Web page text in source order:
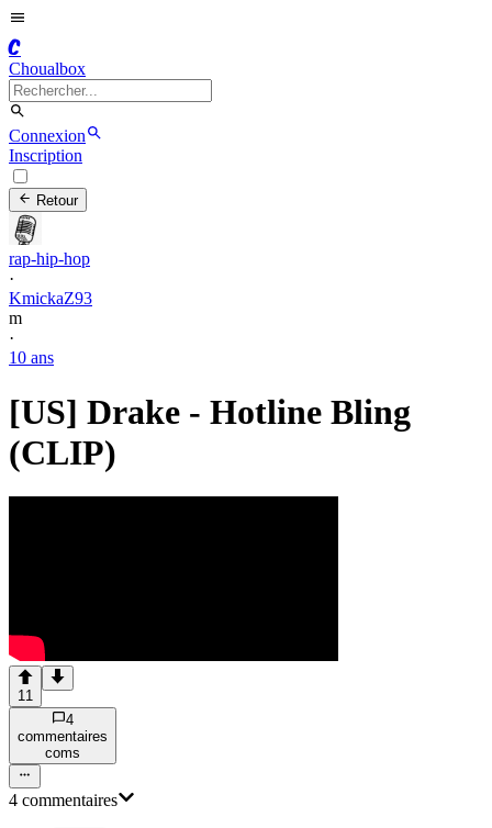
C
Choualbox
Connexion
Inscription
Retour
rap-hip-hop
·
KmickaZ93
m
·
10 ans
[US] Drake - Hotline Bling
(CLIP)
11
4
commentaires
coms
4 commentaires